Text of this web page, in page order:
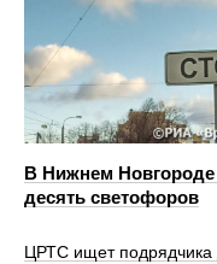
В Нижнем Новгороде
десять светофоров
ЦРТС ищет подрядчика